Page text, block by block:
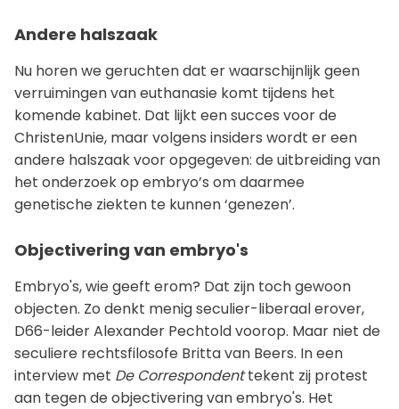
Andere halszaak
Nu horen we geruchten dat er waarschijnlijk geen
verruimingen van euthanasie komt tijdens het
komende kabinet. Dat lijkt een succes voor de
ChristenUnie, maar volgens insiders wordt er een
andere halszaak voor opgegeven: de uitbreiding van
het onderzoek op embryo’s om daarmee
genetische ziekten te kunnen ‘genezen’.
Objectivering van embryo's
Embryo's, wie geeft erom? Dat zijn toch gewoon
objecten. Zo denkt menig seculier-liberaal erover,
D66-leider Alexander Pechtold voorop. Maar niet de
seculiere rechtsfilosofe Britta van Beers. In een
interview met De Correspondenttekent zij protest
aan tegen de objectivering van embryo's. Het